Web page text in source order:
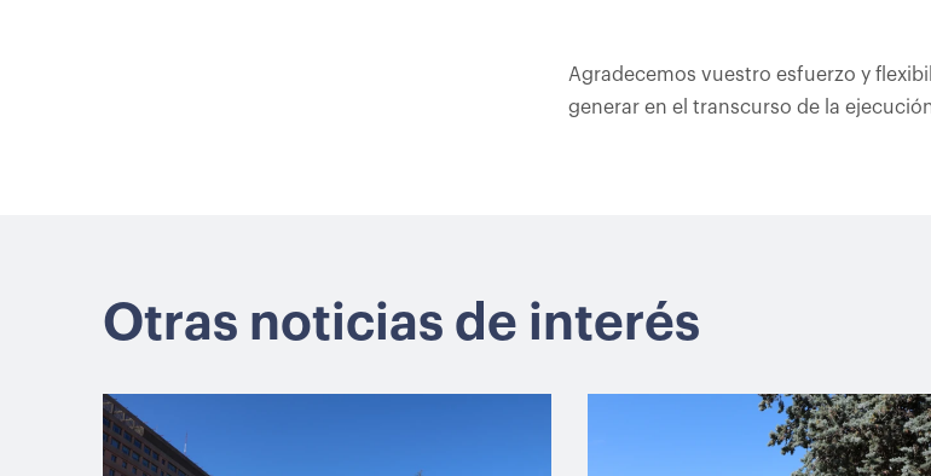
Agradecemos vuestro esfuerzo y
generar en el transcurso de la
Otras noticias de interés